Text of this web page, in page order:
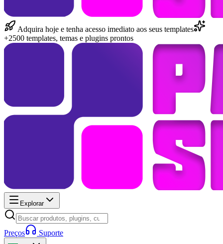
Adquira hoje e tenha acesso imediato aos seus templates
+2500 templates, temas e plugins prontos
Explorar
Preços Suporte